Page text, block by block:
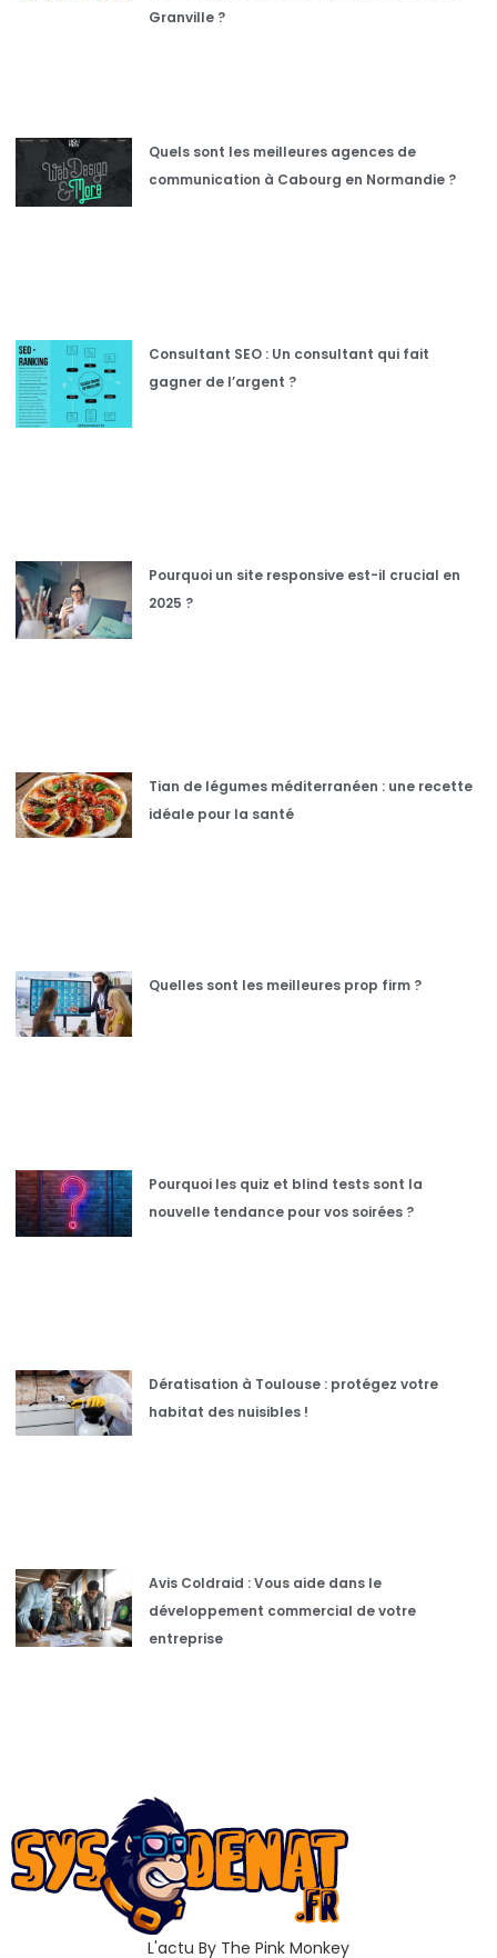
Granville ?
Quels sont les meilleures agences de
communication à Cabourg en Normandie ?
Consultant SEO : Un consultant qui fait
gagner de l’argent ?
Pourquoi un site responsive est-il crucial en
2025 ?
Tian de légumes méditerranéen : une recette
idéale pour la santé
Quelles sont les meilleures prop firm ?
Pourquoi les quiz et blind tests sont la
nouvelle tendance pour vos soirées ?
Dératisation à Toulouse : protégez votre
habitat des nuisibles !
Avis Coldraid : Vous aide dans le
développement commercial de votre
entreprise
L'actu By The Pink Monkey